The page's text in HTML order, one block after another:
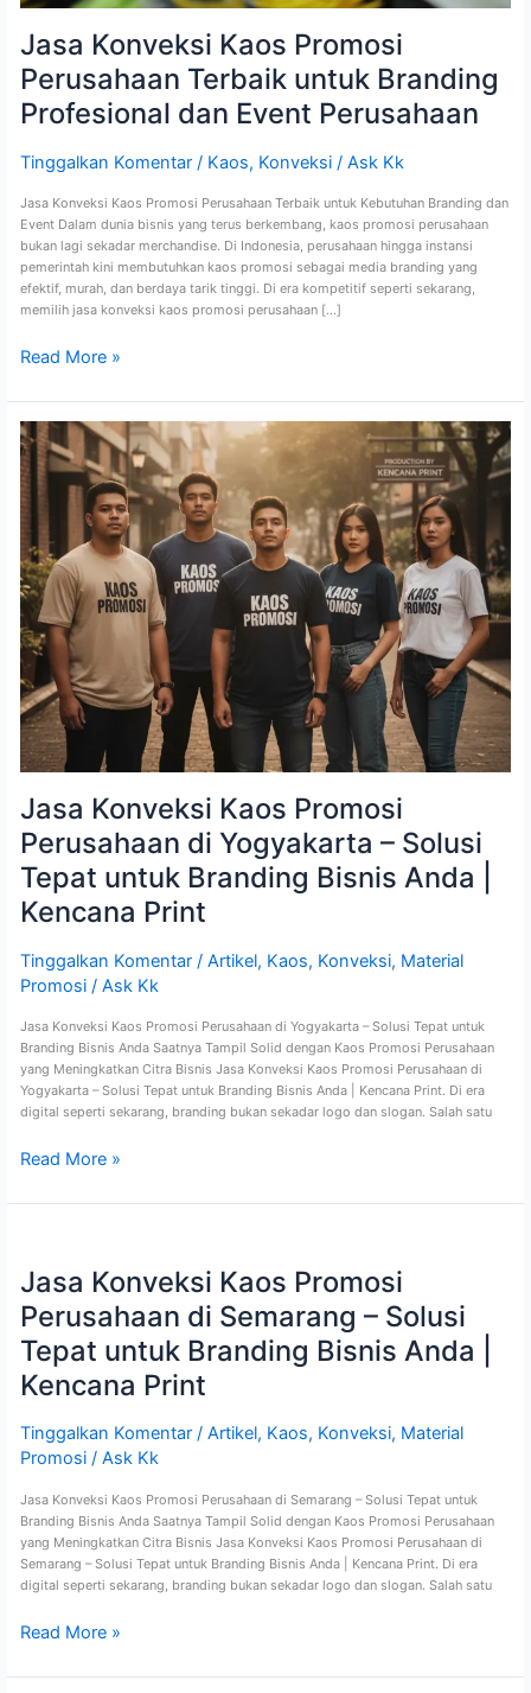
Jasa Konveksi Kaos Promosi
Perusahaan Terbaik untuk Branding
Profesional dan Event Perusahaan
Tinggalkan Komentar / Kaos, Konveksi/ Ask Kk
Jasa Konveksi Kaos Promosi Perusahaan Terbaik untuk Kebutuhan Branding dan
Event Dalam dunia bisnis yang terus berkembang, kaos promosi perusahaan
bukan lagi sekadar merchandise. Di Indonesia, perusahaan hingga instansi
pemerintah kini membutuhkan kaos promosi sebagai media branding yang
efektif, murah, dan berdaya tarik tinggi. Di era kompetitif seperti sekarang,
memilih jasa konveksi kaos promosi perusahaan […]
Read More »
Jasa Konveksi Kaos Promosi
Perusahaan di Yogyakarta – Solusi
Tepat untuk Branding Bisnis Anda |
Kencana Print
Tinggalkan Komentar / Artikel, Kaos, Konveksi, Material
Promosi/ Ask Kk
Jasa Konveksi Kaos Promosi Perusahaan di Yogyakarta – Solusi Tepat untuk
Branding Bisnis Anda Saatnya Tampil Solid dengan Kaos Promosi Perusahaan
yang Meningkatkan Citra Bisnis Jasa Konveksi Kaos Promosi Perusahaan di
Yogyakarta – Solusi Tepat untuk Branding Bisnis Anda | Kencana Print. Di era
digital seperti sekarang, branding bukan sekadar logo dan slogan. Salah satu
Jasa
Konveksi
Kaos
Promosi
Perusahaan
Yogyakarta
–
Solusi
Tepat
untuk
Branding
Bisnis
Anda
|
Kencana
Print
Read More »
Jasa Konveksi Kaos Promosi
Perusahaan di Semarang – Solusi
Tepat untuk Branding Bisnis Anda |
Kencana Print
Tinggalkan Komentar / Artikel, Kaos, Konveksi, Material
Promosi/ Ask Kk
Jasa Konveksi Kaos Promosi Perusahaan di Semarang – Solusi Tepat untuk
Branding Bisnis Anda Saatnya Tampil Solid dengan Kaos Promosi Perusahaan
yang Meningkatkan Citra Bisnis Jasa Konveksi Kaos Promosi Perusahaan di
Semarang – Solusi Tepat untuk Branding Bisnis Anda | Kencana Print. Di era
digital seperti sekarang, branding bukan sekadar logo dan slogan. Salah satu
Kaos
Promosi
Perusahaan
di
Semarang
–
Tepat
untuk
Branding
Anda
|
Kencana
Print
Read More »